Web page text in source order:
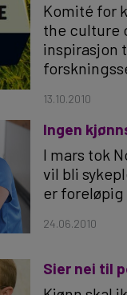
Komité for
the culture
inspirasjon
13.10.2010
Ingen
I mars tok
vil bli
er
24.06.2010
Sier nei til